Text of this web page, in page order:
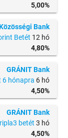
5,00%
Bank
Betét 12 hó
4,80%
GRÁNIT Bank
6 hónapra 6 hó
4,50%
GRÁNIT Bank
betét 3 hó
4,50%